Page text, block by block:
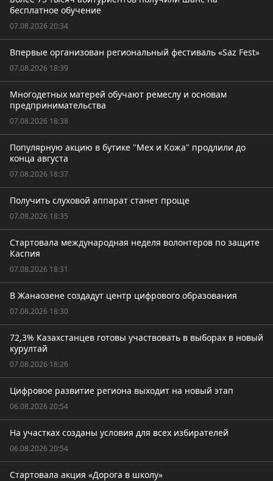
бесплатное обучение
07.08.2026 20:34
Впервые организован региональный фестиваль «Saz Fest»
07.08.2026 18:39
Многодетных матерей обучают ремеслу и основам
предпринимательства
07.08.2026 18:38
Популярную акцию в бутике "Мех и Кожа" продлили до
конца августа
07.08.2026 18:37
Получить слуховой аппарат станет проще
07.08.2026 18:35
Стартовала международная неделя волонтеров по защите
Каспия
07.08.2026 18:31
В Жанаозене создадут центр цифрового образования
07.08.2026 18:30
72,3% Казахстанцев готовы участвовать в выборах в новый
курултай
07.08.2026 18:26
Цифровое развитие региона выходит на новый этап
06.08.2026 20:54
На участках созданы условия для всех избирателей
06.08.2026 20:54
Стартовала акция «Дорога в школу»